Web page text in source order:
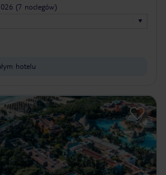
(7 noclegów)
hotelu